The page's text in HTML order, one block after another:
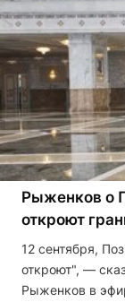
Рыженков о
откроют
12 сентября,
откроют", —
Рыженков в